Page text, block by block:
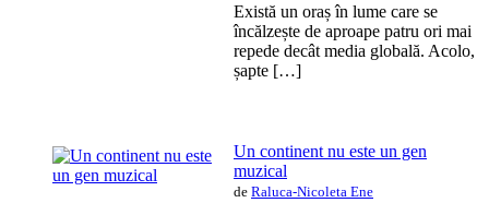
Există un oraș în lume care se
încălzește de aproape patru ori mai
repede decât media globală. Acolo,
șapte […]
Un continent nu este un gen
muzical
de Raluca-Nicoleta Ene